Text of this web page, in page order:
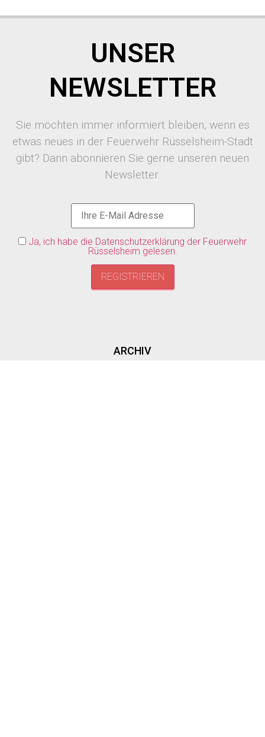
UNSER
NEWSLETTER
Sie möchten immer informiert bleiben, wenn es
etwas neues in der Feuerwehr Rüsselsheim-Stadt
gibt? Dann abonnieren Sie gerne unseren neuen
Newsletter.
Ja, ich habe die Datenschutzerklärung der Feuerwehr
Rüsselsheim gelesen.
ARCHIV